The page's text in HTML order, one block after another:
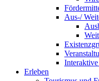
Aus-/
Erleben